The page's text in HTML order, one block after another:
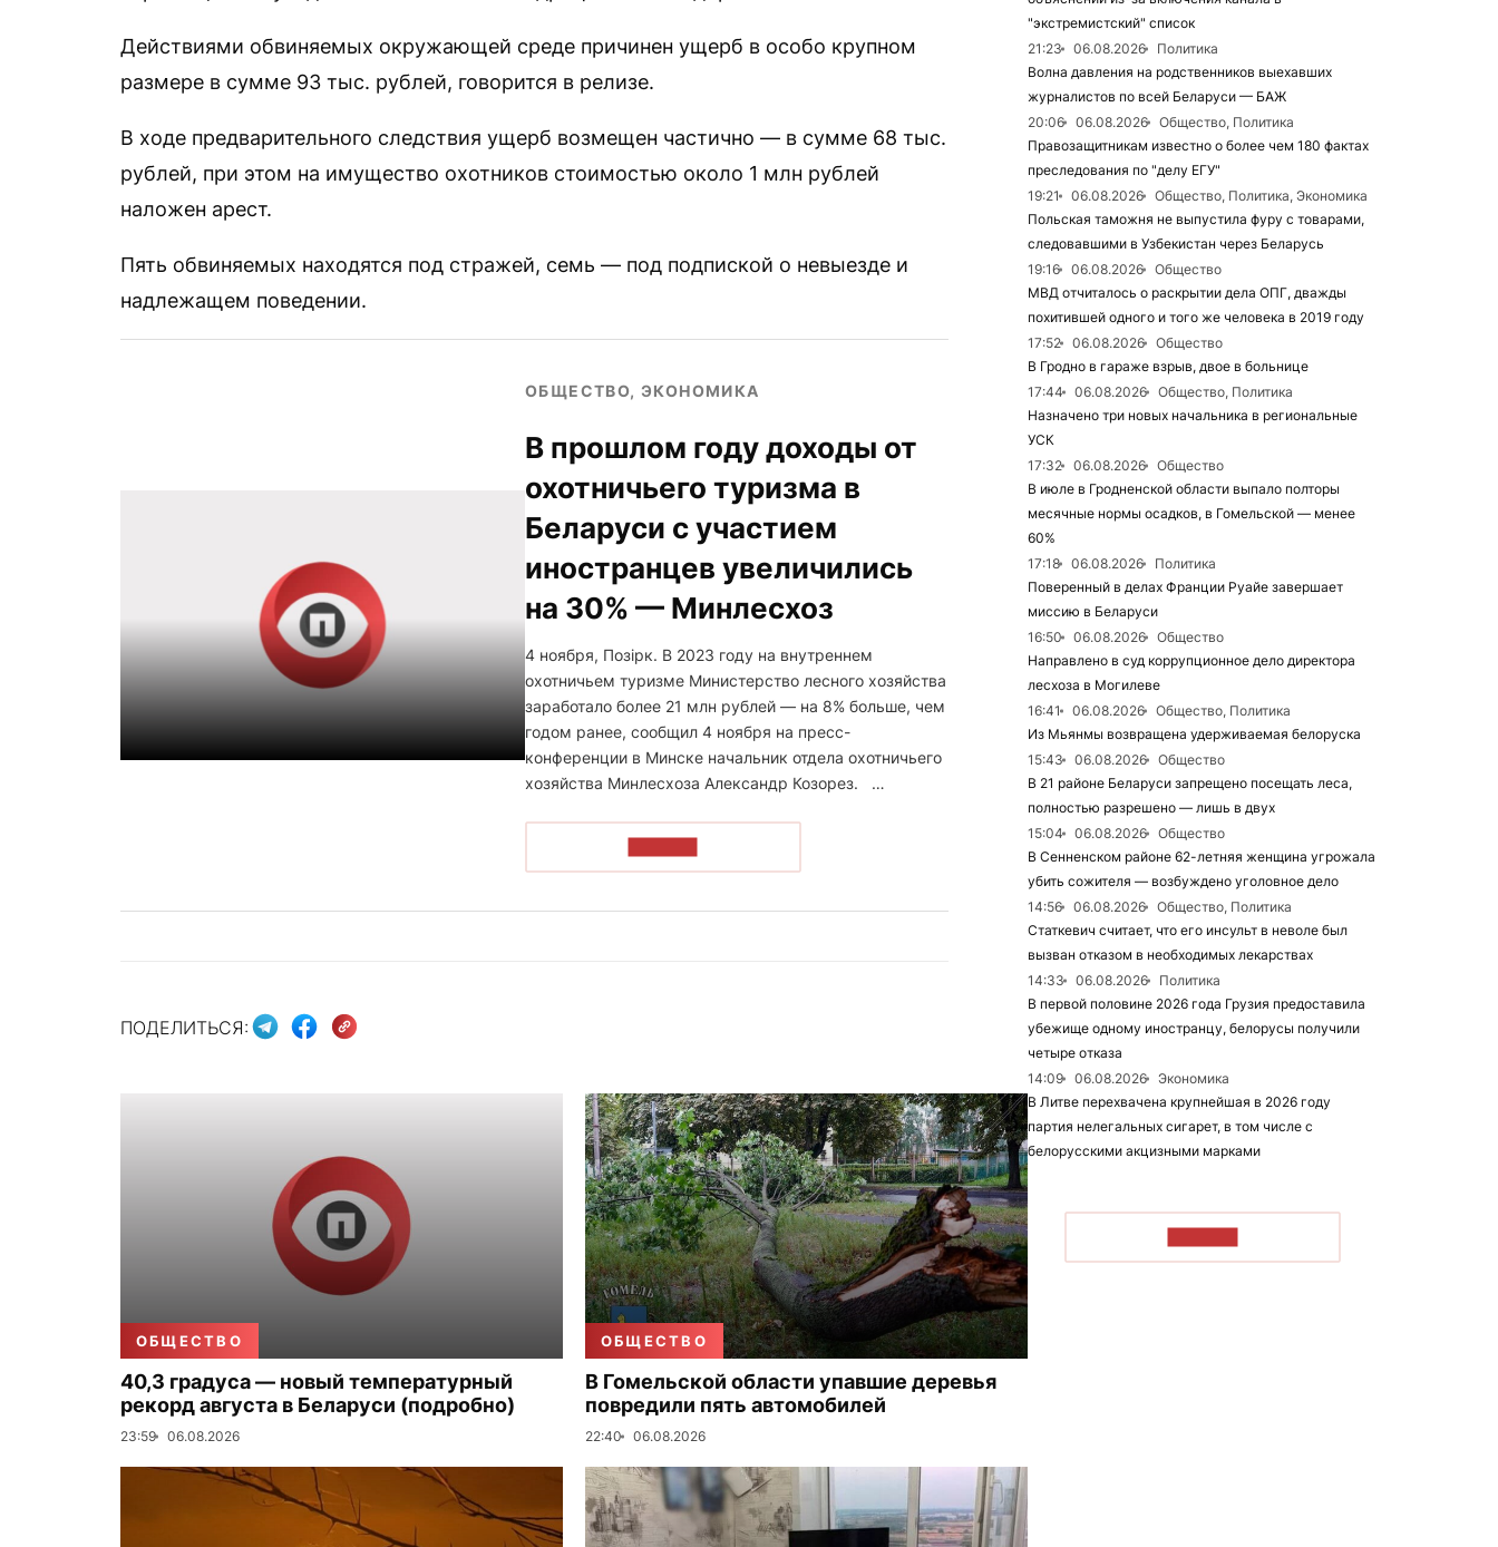
Действиями обвиняемых окружающей среде причинен ущерб в особо крупном
размере в сумме 93 тыс. рублей, говорится в релизе.
В ходе предварительного следствия ущерб возмещен частично — в сумме 68 тыс.
рублей, при этом на имущество охотников стоимостью около 1 млн рублей
наложен арест.
Пять обвиняемых находятся под стражей, семь — под подпиской о невыезде и
надлежащем поведении.
ОБЩЕСТВО, ЭКОНОМИКА
В прошлом году доходы от
охотничьего туризма в
Беларуси с участием
иностранцев увеличились
на 30% — Минлесхоз
4 ноября, Позірк. В 2023 году на внутреннем
охотничьем туризме Министерство лесного хозяйства
заработало более 21 млн рублей — на 8% больше, чем
годом ранее, сообщил 4 ноября на пресс-
конференции в Минске начальник отдела охотничьего
хозяйства Минлесхоза Александр Козорез. …
ПОДЕЛИТЬСЯ:
ОБЩЕСТВО
40,3 градуса — новый температурный
рекорд августа в Беларуси (подробно)
23:59 06.08.2026
ОБЩЕСТВО
В Гомельской области упавшие деревья
повредили пять автомобилей
22:40 06.08.2026
"экстремистский" список
21:23
06.08.2026
Политика
Волна давления на родственников выехавших
журналистов по всей Беларуси — БАЖ
20:06
06.08.2026
Общество, Политика
Правозащитникам известно о более чем 180 фактах
преследования по "делу ЕГУ"
19:21
06.08.2026
Общество, Политика, Экономика
Польская таможня не выпустила фуру с товарами,
следовавшими в Узбекистан через Беларусь
19:16
06.08.2026
Общество
МВД отчиталось о раскрытии дела ОПГ, дважды
похитившей одного и того же человека в 2019 году
17:52
06.08.2026
Общество
В Гродно в гараже взрыв, двое в больнице
17:44
06.08.2026
Общество, Политика
Назначено три новых начальника в региональные
УСК
17:32
06.08.2026
Общество
В июле в Гродненской области выпало полторы
месячные нормы осадков, в Гомельской — менее
60%
17:18
06.08.2026
Политика
Поверенный в делах Франции Руайе завершает
миссию в Беларуси
16:50
06.08.2026
Общество
Направлено в суд коррупционное дело директора
лесхоза в Могилеве
16:41
06.08.2026
Общество, Политика
Из Мьянмы возвращена удерживаемая белоруска
15:43
06.08.2026
Общество
В 21 районе Беларуси запрещено посещать леса,
полностью разрешено — лишь в двух
15:04
06.08.2026
Общество
В Сенненском районе 62-летняя женщина угрожала
убить сожителя — возбуждено уголовное дело
14:56
06.08.2026
Общество, Политика
Статкевич считает, что его инсульт в неволе был
вызван отказом в необходимых лекарствах
14:33
06.08.2026
Политика
В первой половине 2026 года Грузия предоставила
убежище одному иностранцу, белорусы получили
четыре отказа
14:09
06.08.2026
Экономика
В Литве перехвачена крупнейшая в 2026 году
партия нелегальных сигарет, в том числе с
белорусскими акцизными марками